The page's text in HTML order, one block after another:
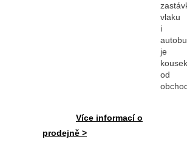
vlaku
i
je
kousek
od
Více informací o
prodejně >